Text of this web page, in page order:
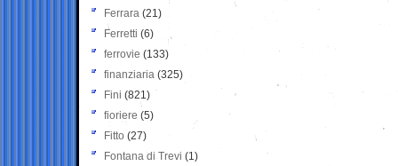
Ferrara (21)
Ferretti (6)
ferrovie (133)
finanziaria (325)
Fini (821)
fioriere (5)
Fitto (27)
Fontana di Trevi (1)